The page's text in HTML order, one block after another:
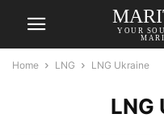
YOUR
Home LNG LNG Ukraine
LNG